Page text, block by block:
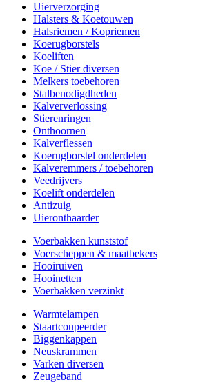
Uierverzorging
Halsters & Koetouwen
Halsriemen / Kopriemen
Koerugborstels
Koeliften
Koe / Stier diversen
Melkers toebehoren
Stalbenodigdheden
Kalververlossing
Stierenringen
Onthoornen
Kalverflessen
Koerugborstel onderdelen
Kalveremmers / toebehoren
Veedrijvers
Koelift onderdelen
Antizuig
Uieronthaarder
Voerbakken kunststof
Voerscheppen & maatbekers
Hooiruiven
Hooinetten
Voerbakken verzinkt
Warmtelampen
Staartcoupeerder
Biggenkappen
Neuskrammen
Varken diversen
Zeugeband